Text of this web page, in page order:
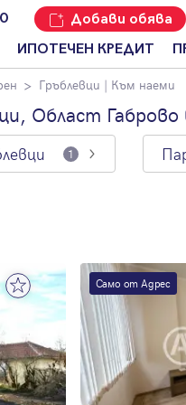
Добави обява
ИПОТЕЧЕН КРЕДИТ
Гръблевци | Към наеми
Област
1
Само от Адрес